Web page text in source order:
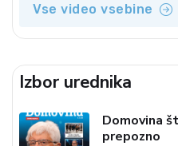
Vse video vsebine
Izbor urednika
Domovina
prepozno